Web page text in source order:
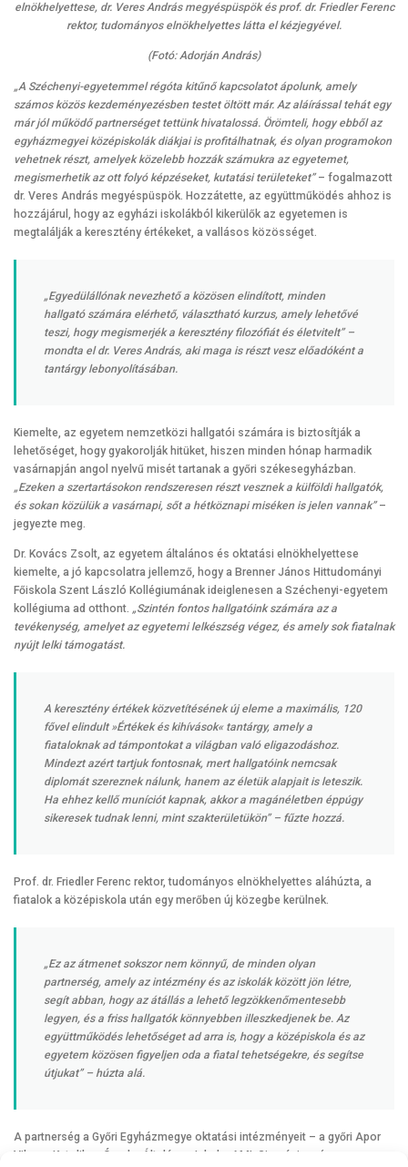
elnökhelyettese, dr. Veres András megyéspüspök és prof. dr. Friedler Ferenc
rektor, tudományos elnökhelyettes látta el kézjegyével.
(Fotó: Adorján András)
„A Széchenyi-egyetemmel régóta kitűnő kapcsolatot ápolunk, amely
számos közös kezdeményezésben testet öltött már. Az aláírással tehát egy
már jól működő partnerséget tettünk hivatalossá. Örömteli, hogy ebből az
egyházmegyei középiskolák diákjai is profitálhatnak, és olyan programokon
vehetnek részt, amelyek közelebb hozzák számukra az egyetemet,
megismerhetik az ott folyó képzéseket, kutatási területeket”– fogalmazott
dr. Veres András megyéspüspök. Hozzátette, az együttműködés ahhoz is
hozzájárul, hogy az egyházi iskolákból kikerülők az egyetemen is
megtalálják a keresztény értékeket, a vallásos közösséget.
„Egyedülállónak nevezhető a közösen elindított, minden
hallgató számára elérhető, választható kurzus, amely lehetővé
teszi, hogy megismerjék a keresztény filozófiát és életvitelt” –
mondta el dr. Veres András, aki maga is részt vesz előadóként a
tantárgy lebonyolításában.
Kiemelte, az egyetem nemzetközi hallgatói számára is biztosítják a
lehetőséget, hogy gyakorolják hitüket, hiszen minden hónap harmadik
vasárnapján angol nyelvű misét tartanak a győri székesegyházban.
„Ezeken a szertartásokon rendszeresen részt vesznek a külföldi hallgatók,
és sokan közülük a vasárnapi, sőt a hétköznapi miséken is jelen vannak”–
jegyezte meg.
Dr. Kovács Zsolt, az egyetem általános és oktatási elnökhelyettese
kiemelte, a jó kapcsolatra jellemző, hogy a Brenner János Hittudományi
Főiskola Szent László Kollégiumának ideiglenesen a Széchenyi-egyetem
kollégiuma ad otthont. „Szintén fontos hallgatóink számára az a
tevékenység, amelyet az egyetemi lelkészség végez, és amely sok fiatalnak
nyújt lelki támogatást.
A keresztény értékek közvetítésének új eleme a maximális, 120
fővel elindult »Értékek és kihívások« tantárgy, amely a
fiataloknak ad támpontokat a világban való eligazodáshoz.
Mindezt azért tartjuk fontosnak, mert hallgatóink nemcsak
diplomát szereznek nálunk, hanem az életük alapjait is leteszik.
Ha ehhez kellő muníciót kapnak, akkor a magánéletben éppúgy
sikeresek tudnak lenni, mint szakterületükön”– fűzte hozzá.
Prof. dr. Friedler Ferenc rektor, tudományos elnökhelyettes aláhúzta, a
fiatalok a középiskola után egy merőben új közegbe kerülnek.
„Ez az átmenet sokszor nem könnyű, de minden olyan
partnerség, amely az intézmény és az iskolák között jön létre,
segít abban, hogy az átállás a lehető legzökkenőmentesebb
legyen, és a friss hallgatók könnyebben illeszkedjenek be. Az
együttműködés lehetőséget ad arra is, hogy a középiskola és az
egyetem közösen figyeljen oda a fiatal tehetségekre, és segítse
útjukat”– húzta alá.
A partnerség a Győri Egyházmegye oktatási intézményeit – a győri Apor
Vilmos Katolikus Óvoda, Általános Iskola, AMI, Gimnázium és